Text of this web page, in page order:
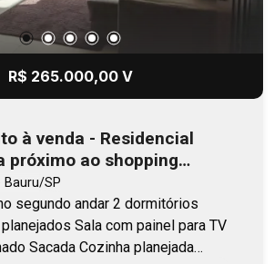
R$ 265.000,00 V
à venda - Residencial
próximo ao shopping
Bauru/SP
andar 2 dormitórios
com painel para TV
Sacada Cozinha planejada